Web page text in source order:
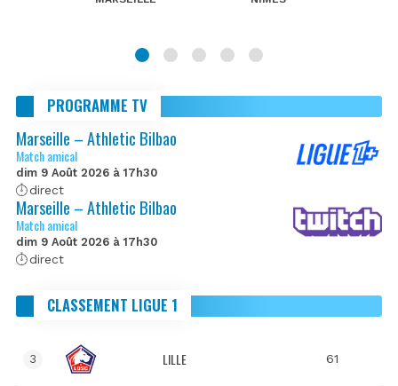
PROGRAMME TV
Marseille – Athletic Bilbao
Match amical
dim 9 Août 2026 à 17h30
direct
Marseille – Athletic Bilbao
Match amical
dim 9 Août 2026 à 17h30
direct
CLASSEMENT LIGUE 1
3 LILLE 61